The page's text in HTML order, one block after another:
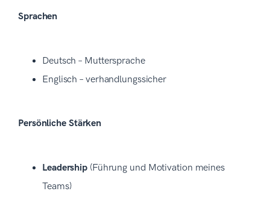
Sprachen
Deutsch – Muttersprache
Englisch – verhandlungssicher
Persönliche Stärken
Leadership (Führung und Motivation meines
Teams)